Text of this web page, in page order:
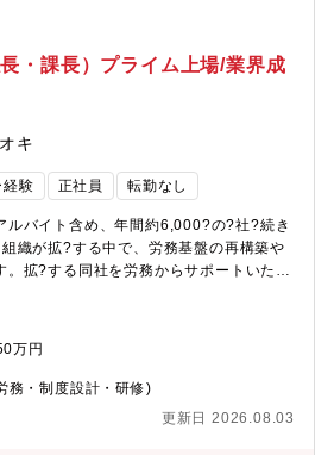
業です■スギノマシンと共同で開発した
」を2024年より量産開始し、AI×装
中今後はアメリカ・インドを含む海外市
入れています。■中期的にIPO（上場）を
築中。■WLB充実：年間休日140日、残業
ロダクト概要】■ARUMCODEとは多品
場において、加工工程の自動プログラミ
向けAIソリューション。図面1枚あたり1
年「CEATEC AWARD デジタル大臣
臣賞」などを受賞。■ TTMCとは
し、CADデータ読み込みだけで切削加
した次世代加工機。・スギノマシンの5軸
全自動化。2024年に量産開始、2030年
ているゴールは、調達から物流まで、サ
動化です。そのためにはソフトウェアだ
・課長）プライム上場/業界成
キ
経験 正社員 転勤なし
ルバイト含め、年間約6,000?の?社?続き
織が拡?する中で、労務基盤の再構築や
。拡?する同社を労務からサポートいただ
せいたします。【職務内容】■給与計算、
種?続き・処理■パートアルバイト、新
き■各種?事関連資料作成■組織のマネジメ
拡大期のため様々な職務とポストがござ
の両立を実現できる働き方をご用意。3つ
万円
務・制度設計・研修)
更新日 2026.08.03